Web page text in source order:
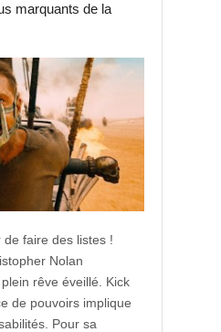
marquants de la
faire des listes !
Nolan
rêve éveillé. Kick
de pouvoirs implique
Pour sa